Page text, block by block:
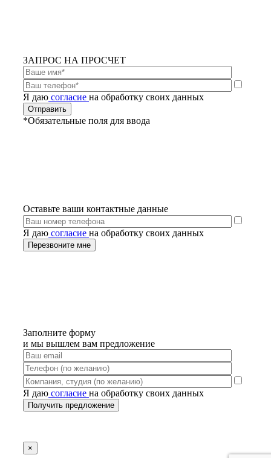
ЗАПРОС НА ПРОСЧЕТ
Я даю согласие на обработку своих данных
*Обязательные поля для ввода
Оставьте ваши контактные данные
Я даю согласие на обработку своих данных
Заполните форму
и мы вышлем вам предложение
Я даю согласие на обработку своих данных
×